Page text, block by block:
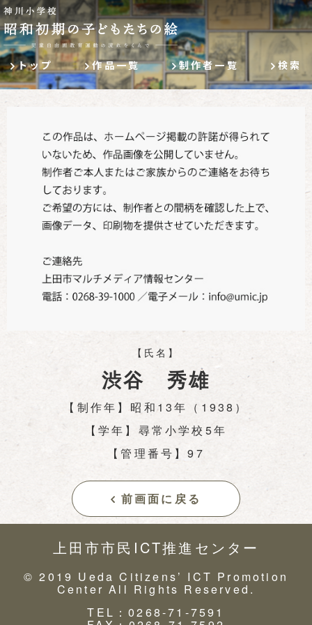
トップ 作品一覧 制作者一覧 検索
【氏名】
渋谷 秀雄
【制作年】昭和13年（1938）
【学年】尋常小学校5年
【管理番号】97
前画面に戻る
上田市市民ICT推進センター
© 2019 Ueda Citizens’ ICT Promotion
Center All Rights Reserved.
TEL：0268-71-7591